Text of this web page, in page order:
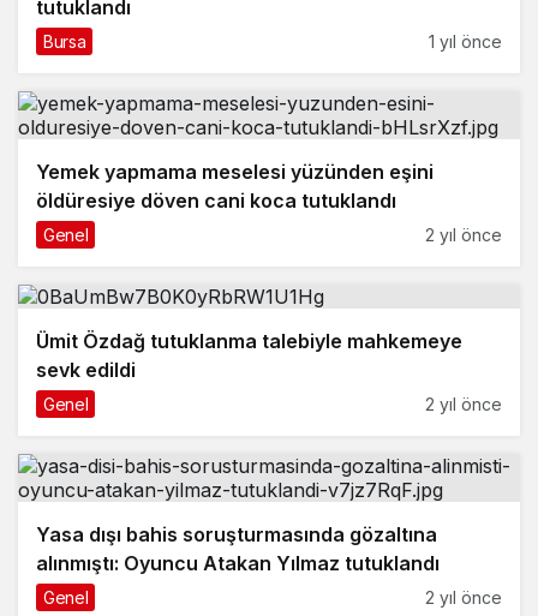
tutuklandı
Bursa 1 yıl önce
Yemek yapmama meselesi yüzünden eşini
öldüresiye döven cani koca tutuklandı
Genel 2 yıl önce
Ümit Özdağ tutuklanma talebiyle mahkemeye
sevk edildi
Genel 2 yıl önce
Yasa dışı bahis soruşturmasında gözaltına
alınmıştı: Oyuncu Atakan Yılmaz tutuklandı
Genel 2 yıl önce